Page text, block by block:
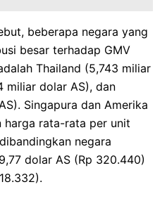
beberapa negara yang
besar terhadap GMV
Thailand (5,743 miliar
miliar dolar AS), dan
Singapura dan Amerika
harga rata-rata per unit
negara
dolar AS (Rp 320.440)